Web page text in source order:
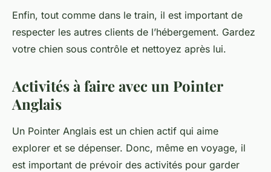
Enfin, tout comme dans le train, il est important de
respecter les autres clients de l’hébergement. Gardez
votre chien sous contrôle et nettoyez après lui.
Activités à faire avec un Pointer
Anglais
Un Pointer Anglais est un chien actif qui aime
explorer et se dépenser. Donc, même en voyage, il
est important de prévoir des activités pour garder